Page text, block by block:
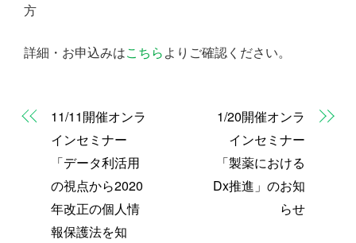
方
詳細・お申込みはこちらよりご確認ください。
11/11開催オンラ
インセミナー
「データ利活用
の視点から2020
年改正の個人情
報保護法を知
1/20開催オンラ
インセミナー
「製薬における
Dx推進」のお知
らせ